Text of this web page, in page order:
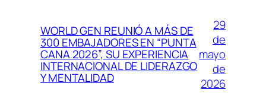
WORLD GEN REUNIÓ A MÁS DE
300 EMBAJADORES EN “PUNTA
CANA 2026”, SU EXPERIENCIA
INTERNACIONAL DE LIDERAZGO
Y MENTALIDAD
29
de
mayo
de
2026